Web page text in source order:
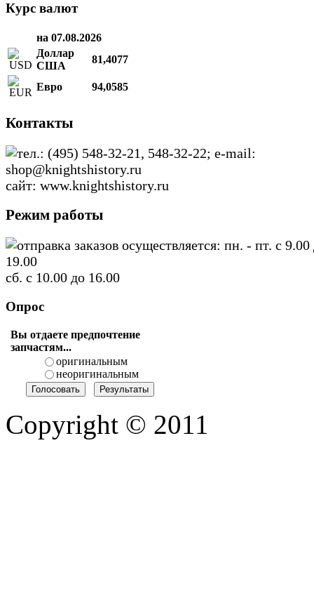
Курс валют
на 07.08.2026
Доллар
США
81,4077
Евро 94,0585
Контакты
тел.: (495) 548-32-21, 548-32-22; e-mail:
shop@knightshistory.ru
сайт: www.knightshistory.ru
Режим работы
отправка заказов осуществляется: пн. - пт. с 9.00
19.00
сб. с 10.00 до 16.00
Опрос
Вы отдаете предпочтение
запчастям...
оригинальным
неоригинальным
Copyright © 2011